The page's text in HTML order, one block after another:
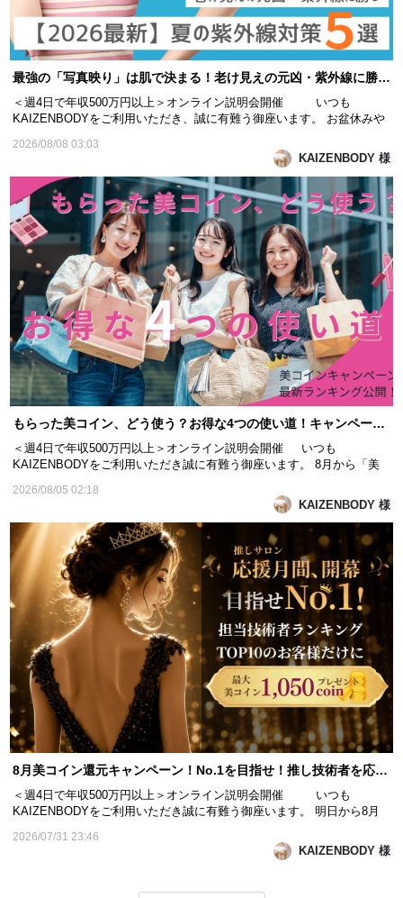
最強の「写真映り」は肌で決まる！老け見えの元凶・紫外線に勝つ【2026最新】夏の紫外線対策5選
＜週4日で年収500万円以上＞オンライン説明会開催 いつも
KAIZENBODYをご利用いただき、誠に有難う御座います。 お盆休みや
「実物より写真のほうが老けて見える…」 「なんだか顔色がくすんで見
える…」 そんな経験はありませんか？ 実は、写真映...
2026/08/08 03:03
KAIZENBODY 様
もらった美コイン、どう使う？お得な4つの使い道！キャンペーンランキング速報つき！
＜週4日で年収500万円以上＞オンライン説明会開催 いつも
KAIZENBODYをご利用いただき誠に有難う御座います。 8月から「美
入いただくと、その金額が担当技術者の「応援売上」としてランキング
に反映されます。 月末のランキングでTOP10にランクイン...
2026/08/05 02:18
KAIZENBODY 様
8月美コイン還元キャンペーン！No.1を目指せ！推し技術者を応援で最大1,050coinプレゼント！
＜週4日で年収500万円以上＞オンライン説明会開催 いつも
KAIZENBODYをご利用いただき誠に有難う御座います。 明日から8月
援・美コイン還元キャンペーン」を開催します！ 8月中に回数券をご購
入いただくと、その購入実績が担当技術者のランキング...
2026/07/31 23:46
KAIZENBODY 様